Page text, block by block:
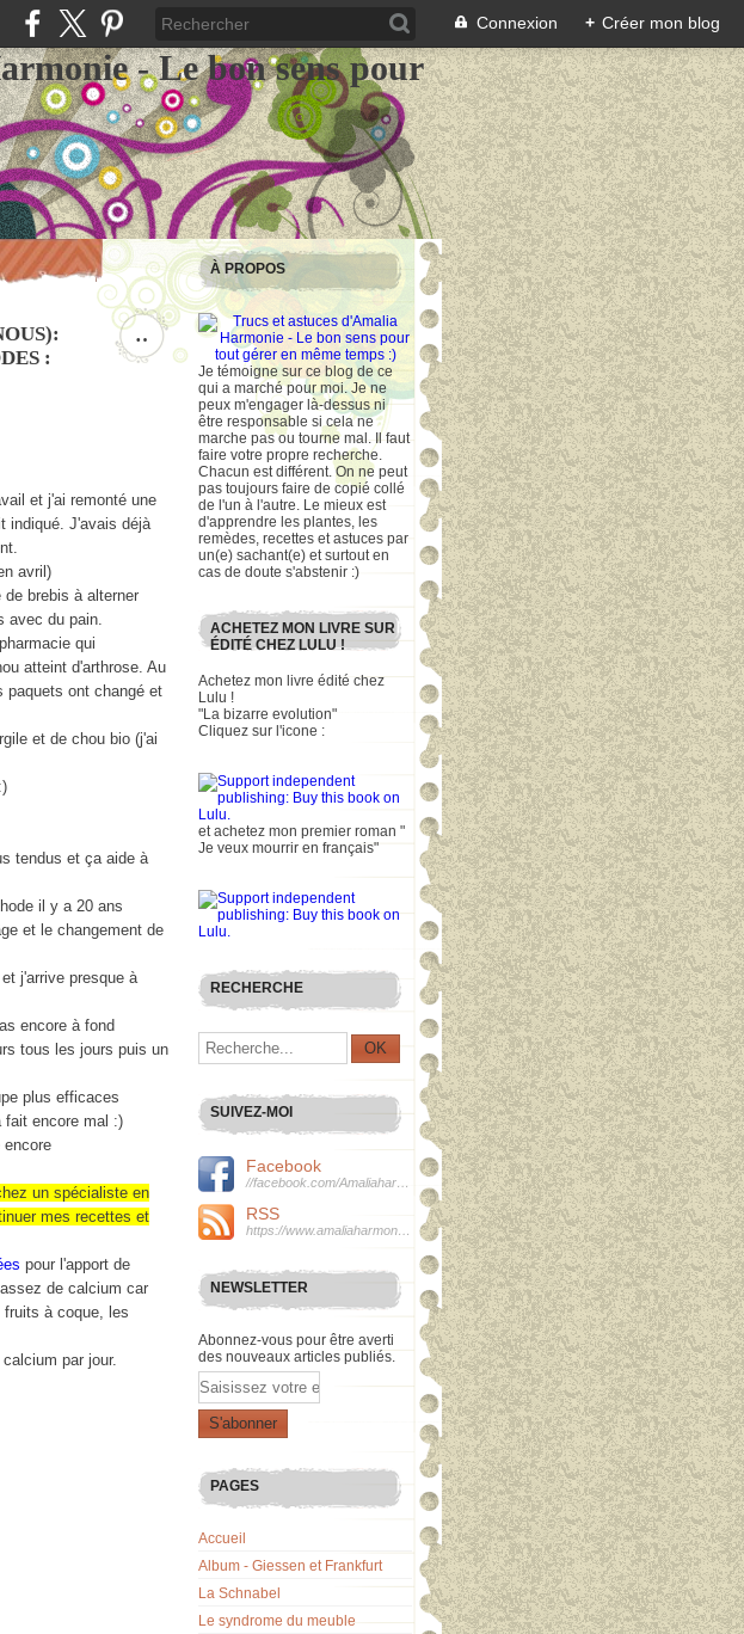
Connexion + Créer mon blog
- Le bon sens pour
…
:
et j'ai remonté une
indiqué. J'avais déjà
avril)
brebis à alterner
avec du pain.
qui
atteint d'arthrose. Au
paquets ont changé et
et de chou bio (j'ai
tendus et ça aide à
il y a 20 ans
et le changement de
j'arrive presque à
encore à fond
tous les jours puis un
plus efficaces
fait encore mal :)
un spécialiste en
mes recettes et
pour l'apport de
de calcium car
à coque, les
par jour.
À PROPOS
Je témoigne sur ce blog de ce
qui a marché pour moi. Je ne
peux m'engager là-dessus ni
être responsable si cela ne
marche pas ou tourne mal. Il faut
faire votre propre recherche.
Chacun est différent. On ne peut
pas toujours faire de copié collé
de l'un à l'autre. Le mieux est
d'apprendre les plantes, les
remèdes, recettes et astuces par
un(e) sachant(e) et surtout en
cas de doute s'abstenir :)
ACHETEZ MON LIVRE SUR
ÉDITÉ CHEZ LULU !
Achetez mon livre édité chez
Lulu !
"La bizarre evolution"
Cliquez sur l'icone :
et achetez mon premier roman "
Je veux mourrir en français"
RECHERCHE
SUIVEZ-MOI
Facebook
RSS
NEWSLETTER
Abonnez-vous pour être averti
des nouveaux articles publiés.
Email
PAGES
Accueil
Album - Giessen et Frankfurt
La Schnabel
Le syndrome du meuble